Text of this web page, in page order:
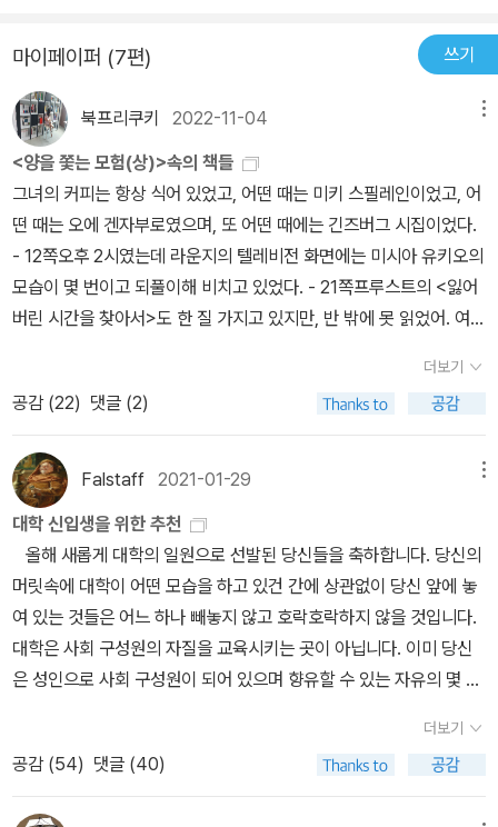
러시아의 프롤레타리아 혁명이 바로 그 핵심적 사건이라 할 수 있겠
다.이 소설의 중심에 키 크고 잘 생긴 사나이, 그리고리 판테레레비치
가 있다.그의 할아버지 프로코피는 크림전쟁이 끝나고, 귀향 하면서
터키 여자를 아내로 맞아 데리고 왔다. 그렇게 카자흐와 터키인의 피
가 섞여 아버지 판테레이가 나오고, 아버지는 일리니치나와 결혼하여
형 페트로와 우리의 주인공 그리고리를 낳았고, 아름답고 어린 막내
딸 두냐시카를 낳았다. 판테레이의 첫번째 며느리는 다리야가 되었으
며, 억척스럽고 열심히 살아가는멜레호프가족이 이 소설을 이끌어 가
는 것이다. 내가 기억하고 싶은 줄거리...겁 없는 청년 그리고리는 이
게 여긴 아버지 판테레이는 이웃의 부농 '미론 그리고리에비치'의 맏
딸 나탈리야를 며느리로 맏아 둘째아들을 강제로 결혼시켜 버린다.
다혈질의 그리고리는 마누라에게 별다른 감정을 느끼지 못하다가 그
새를 못참고 아크시냐를 부추겨 함께 달아난다. 그들의 애정 도피는
멀리 떨어지지 않은대지주 리스트니키 집안의 하인으로 정착하는 듯
싶었으나 오래지 않아 그리고리가 징집되어 제1차 세계대전에 참전
하는 것으로 변화를 맞게 된다.그리고리가 전쟁에서 산전수전 다 겪
으며 진정한 사나이로 거듭나는 동안, 아크시냐는 주인집 아들 에브
게니와 바람이 나는데 돌아온 그리고리가 그 상황에 열받아 두 사람
에게제대로 응징을 가한다. 아크시냐와의 관계에 짜증이 난 그리고리
는 아내 나탈리야를 다시 찾게 되고 두 사람은 새롭고 평온한 사랑으
정받은 용맹스런 그리고리를 반혁명군 부대장으로 추대한다.체질이
마이페이퍼 (7편) 쓰기
북프리쿠키 2022-11-04
<양을 쫓는 모험(상)>속의 책들
그녀의 커피는 항상 식어 있었고, 어떤 때는 미키 스필레인이었고, 어
떤 때는 오에 겐자부로였으며, 또 어떤 때에는 긴즈버그 시집이었다.
- 12쪽오후 2시였는데 라운지의 텔레비전 화면에는 미시아 유키오의
모습이 몇 번이고 되풀이해 비치고 있었다. - 21쪽프루스트의 <잃어
버린 시간을 찾아서>도 한 질 가지고 있지만, 반 밖에 못 읽었어. 여름
마조프의 형제>와 <고요한 돈강>을 세 번씩 읽었다. <독일 이데올로
기>도 한번 읽었다. - 225쪽그동안 나는 소파에 앉아서, <셜록 홈즈
의 사건 기록>을 읽고 있었다. 그 이야기는 '내 친구 왓슨의 생각은 한
정된 좁은 범위의 것이기는 하지만 매우 집요한 데가 있다'라는 문장
으로 시작되고 있었다. 꽤 멋진 서두였다. - 257쪽나는 여러가지 일
을 되도록 공평하게 파악하고 싶거든.필요 이상으로 과장하거나, 필
요 이상으로 현실적이 되고 싶지는 않아. 하지만 그러기 위해서는 시
간이 걸리겠지 - 20쪽 자라남에 따라 감옥의 그늘은, 우리의 주위에
커지는구나. 라고 나는 옛 시의 구절을 읊조렸다.-93쪽광고를 장악한
다는 건 출판과 방송의 대부분을 장악하게 되는 거야. 광고가 없는 곳
에는 출판과 방송이 존재할 수 없지. 물이 없는 수족관과 같다고나 할
까. 자네가 보게되는 정보의 95퍼셋트까지가 이미 돈으로 매수되어
서 선별된 것이라고. - 110쪽요컨대 사고방식의 차이인 것이다. 어떤
다. 그저 그뿐이다.- 153쪽성격은 조금씩 변하지만 평범함이라는 것
더보기
공감 (22) 댓글 (2)
Falstaff 2021-01-29
대학 신입생을 위한 추천
올해 새롭게 대학의 일원으로 선발된 당신들을 축하합니다. 당신의
머릿속에 대학이 어떤 모습을 하고 있건 간에 상관없이 당신 앞에 놓
여 있는 것들은 어느 하나 빼놓지 않고 호락호락하지 않을 것입니다.
대학은 사회 구성원의 자질을 교육시키는 곳이 아닙니다. 이미 당신
은 성인으로 사회 구성원이 되어 있으며 향유할 수 있는 자유의 몇 배
자유에 따르는 책임에 얽매어 위축되거나, 조금 나은 내일의 복지를
위해 소위 스펙 쌓기에 전력을 다하는 당신들이 되지 않기를 진심으
로 바랍니다. 몸은 비록 도서관 열람실과 개가실을 오가더라도 당신
더보기
공감 (54) 댓글 (40)